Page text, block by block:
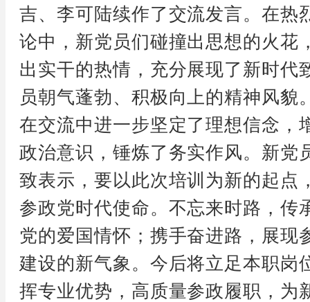
吉、李可陆续作了交流发言。在热
论中，新党员们碰撞出思想的火花
出实干的热情，充分展现了新时代
员朝气蓬勃、积极向上的精神风貌
在交流中进一步坚定了理想信念，
政治意识，锤炼了务实作风。新党
致表示，要以此次培训为新的起点
参政党时代使命。不忘来时路，传
党的爱国情怀；携手奋进路，展现
建设的新气象。今后将立足本职岗
挥专业优势，高质量参政履职，为